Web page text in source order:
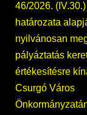
46/2026. (IV.30.)
határozata
nyilvánosan
pályáztatás
értékesítésre
Csurgó Város